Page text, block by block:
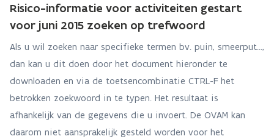
Risico-informatie voor activiteiten gestart
voor juni 2015 zoeken op trefwoord
Als u wil zoeken naar specifieke termen bv. puin, smeerput...,
dan kan u dit doen door het document hieronder te
downloaden en via de toetsencombinatie CTRL-F het
betrokken zoekwoord in te typen. Het resultaat is
afhankelijk van de gegevens die u invoert. De OVAM kan
daarom niet aansprakelijk gesteld worden voor het